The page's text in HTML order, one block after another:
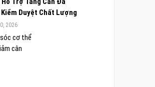
Duyệt Chất Lượng
2026
cơ thể
cân